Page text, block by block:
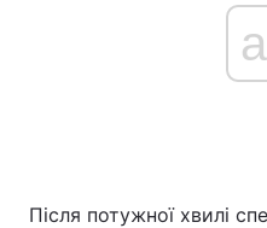
Після потужної хвилі